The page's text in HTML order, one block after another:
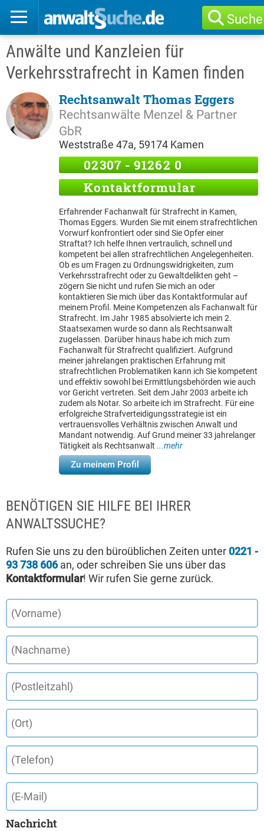
Suche
Anwälte und Kanzleien für
Verkehrsstrafrecht in Kamen finden
Rechtsanwalt Thomas Eggers
Rechtsanwälte Menzel & Partner
GbR
Weststraße 47a, 59174 Kamen
02307 - 91262 0
Kontaktformular
Erfahrender Fachanwalt für Strafrecht in Kamen,
Thomas Eggers. Wurden Sie mit einem strafrechtlichen
Vorwurf konfrontiert oder sind Sie Opfer einer
Straftat? Ich helfe Ihnen vertraulich, schnell und
kompetent bei allen strafrechtlichen Angelegenheiten.
Ob es um Fragen zu Ordnungswidrigkeiten, zum
Verkehrsstrafrecht oder zu Gewaltdelikten geht –
zögern Sie nicht und rufen Sie mich an oder
kontaktieren Sie mich über das Kontaktformular auf
meinem Profil. Meine Kompetenzen als Fachanwalt für
Strafrecht. Im Jahr 1985 absolvierte ich mein 2.
Staatsexamen wurde so dann als Rechtsanwalt
zugelassen. Darüber hinaus habe ich mich zum
Fachanwalt für Strafrecht qualifiziert. Aufgrund
meiner jahrelangen praktischen Erfahrung mit
strafrechtlichen Problematiken kann ich Sie kompetent
und effektiv sowohl bei Ermittlungsbehörden wie auch
vor Gericht vertreten. Seit dem Jahr 2003 arbeite ich
zudem als Notar. So arbeite ich im Strafrecht. Für eine
erfolgreiche Strafverteidigungsstrategie ist ein
vertrauensvolles Verhältnis zwischen Anwalt und
Mandant notwendig. Auf Grund meiner 33 jahrelanger
Tätigkeit als Rechtsanwalt ...mehr
Zu meinem Profil
BENÖTIGEN SIE HILFE BEI IHRER
ANWALTSSUCHE?
Rufen Sie uns zu den büroüblichen Zeiten unter 0221 -
93 738 606an, oder schreiben Sie uns über das
Kontaktformular! Wir rufen Sie gerne zurück.
Nachricht